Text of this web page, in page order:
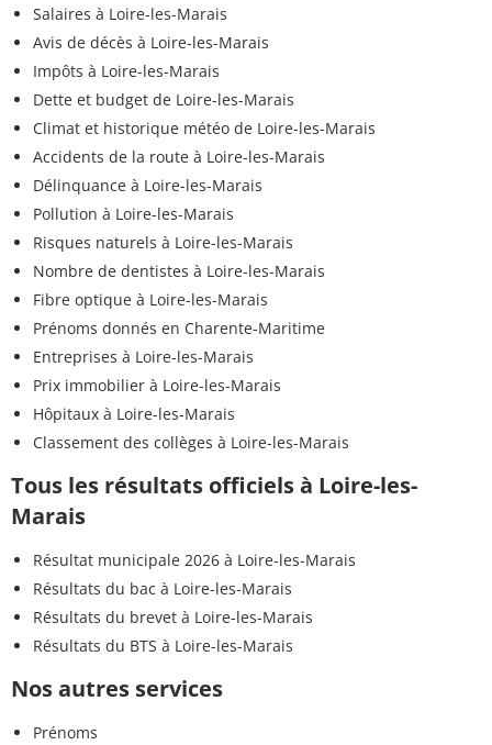
Salaires à Loire-les-Marais
Avis de décès à Loire-les-Marais
Impôts à Loire-les-Marais
Dette et budget de Loire-les-Marais
Climat et historique météo de Loire-les-Marais
Accidents de la route à Loire-les-Marais
Délinquance à Loire-les-Marais
Pollution à Loire-les-Marais
Risques naturels à Loire-les-Marais
Nombre de dentistes à Loire-les-Marais
Fibre optique à Loire-les-Marais
Prénoms donnés en Charente-Maritime
Entreprises à Loire-les-Marais
Prix immobilier à Loire-les-Marais
Hôpitaux à Loire-les-Marais
Classement des collèges à Loire-les-Marais
Tous les résultats officiels à Loire-les-
Marais
Résultat municipale 2026 à Loire-les-Marais
Résultats du bac à Loire-les-Marais
Résultats du brevet à Loire-les-Marais
Résultats du BTS à Loire-les-Marais
Nos autres services
Prénoms